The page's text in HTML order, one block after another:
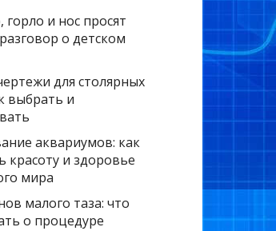
горло и нос просят
о детском
для столярных
выбрать и
аквариумов: как
красоту и здоровье
мира
малого таза: что
о процедуре